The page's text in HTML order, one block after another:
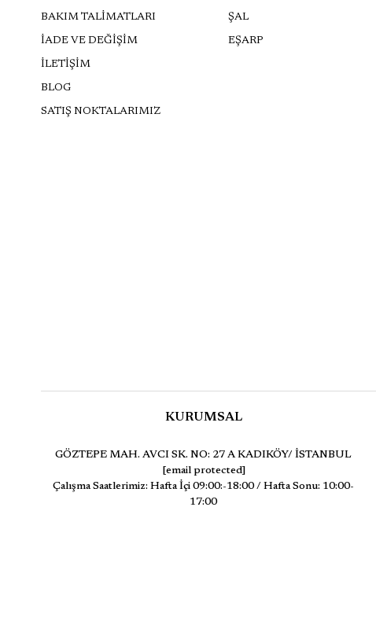
BAKIM TALİMATLARI
İADE VE DEĞİŞİM
İLETİŞİM
BLOG
SATIŞ NOKTALARIMIZ
ŞAL
EŞARP
KURUMSAL
GÖZTEPE MAH. AVCI SK. NO: 27 A KADIKÖY/ İSTANBUL
[email protected]
Çalışma Saatlerimiz: Hafta İçi 09:00:-18:00 / Hafta Sonu: 10:00-
17:00